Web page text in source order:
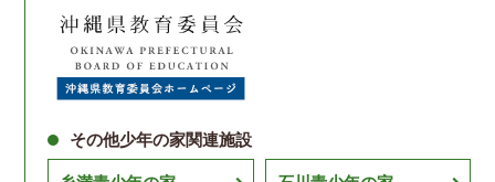
その他少年の家関連施設